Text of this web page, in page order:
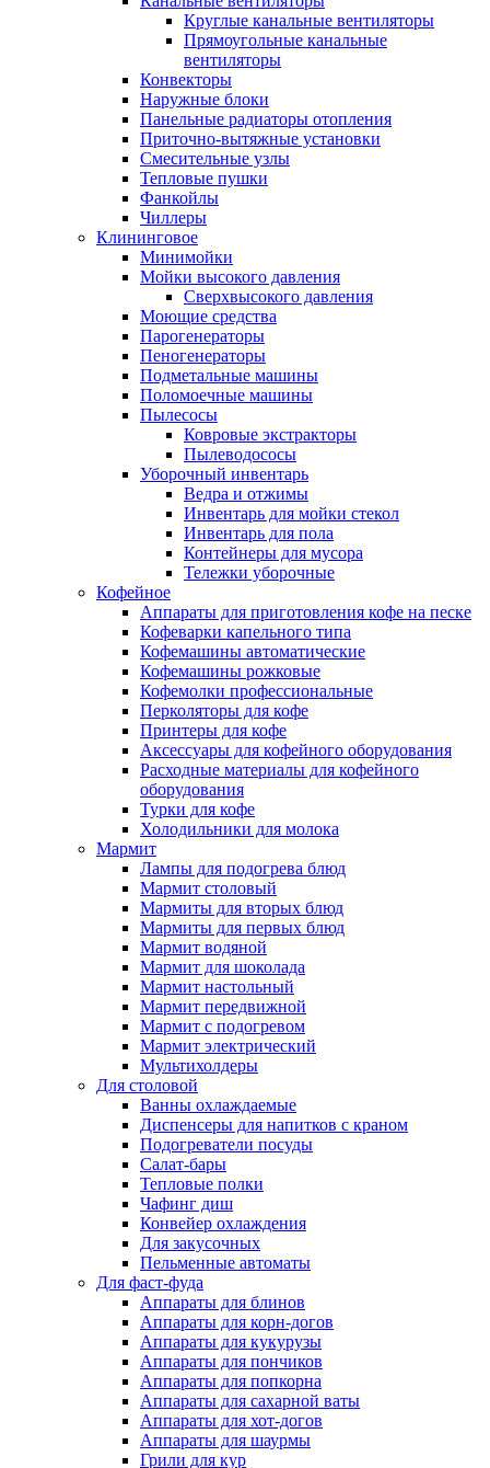
Круглые канальные вентиляторы
Прямоугольные канальные
вентиляторы
Конвекторы
Наружные блоки
Панельные радиаторы отопления
Приточно-вытяжные установки
Смесительные узлы
Тепловые пушки
Фанкойлы
Чиллеры
Клининговое
Минимойки
Мойки высокого давления
Сверхвысокого давления
Моющие средства
Парогенераторы
Пеногенераторы
Подметальные машины
Поломоечные машины
Пылесосы
Ковровые экстракторы
Пылеводососы
Уборочный инвентарь
Ведра и отжимы
Инвентарь для мойки стекол
Инвентарь для пола
Контейнеры для мусора
Тележки уборочные
Кофейное
Аппараты для приготовления кофе на песке
Кофеварки капельного типа
Кофемашины автоматические
Кофемашины рожковые
Кофемолки профессиональные
Перколяторы для кофе
Принтеры для кофе
Аксессуары для кофейного оборудования
Расходные материалы для кофейного
оборудования
Турки для кофе
Холодильники для молока
Мармит
Лампы для подогрева блюд
Мармит столовый
Мармиты для вторых блюд
Мармиты для первых блюд
Мармит водяной
Мармит для шоколада
Мармит настольный
Мармит передвижной
Мармит с подогревом
Мармит электрический
Мультихолдеры
Для столовой
Ванны охлаждаемые
Диспенсеры для напитков с краном
Подогреватели посуды
Салат-бары
Тепловые полки
Чафинг диш
Конвейер охлаждения
Для закусочных
Пельменные автоматы
Для фаст-фуда
Аппараты для блинов
Аппараты для корн-догов
Аппараты для кукурузы
Аппараты для пончиков
Аппараты для попкорна
Аппараты для сахарной ваты
Аппараты для хот-догов
Аппараты для шаурмы
Грили для кур